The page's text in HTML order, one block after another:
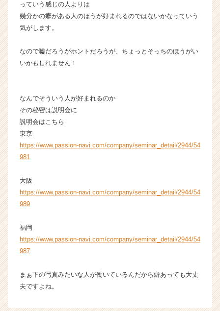
っていう感じの人よりは
幾分かの癖がある人のほうが好まれるのではないかなっていう
気がします。
なので嘘だろうがホントだろうが、ちょっとそっちのほうがい
いかもしれません！
なんでそういう人が好まれるのか
その秘密は説明会に
説明会はこちら
東京
https://www.passion-navi.com/company/seminar_detail/2944/54
981
大阪
https://www.passion-navi.com/company/seminar_detail/2944/54
989
福岡
https://www.passion-navi.com/company/seminar_detail/2944/54
987
まぁ下の写真みたいな人が働いているんだから癖あっても大丈
夫ですよね。